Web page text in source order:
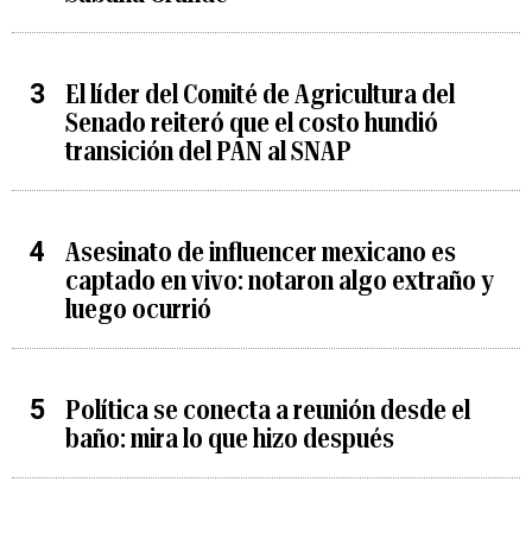
El líder del Comité de Agricultura del
Senado reiteró que el costo hundió
transición del PAN al SNAP
Asesinato de influencer mexicano es
captado en vivo: notaron algo extraño y
luego ocurrió
Política se conecta a reunión desde el
baño: mira lo que hizo después